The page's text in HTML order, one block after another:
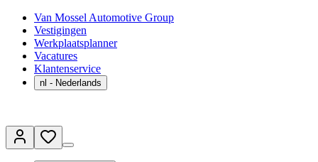
Van Mossel Automotive Group
Vestigingen
Werkplaatsplanner
Vacatures
Klantenservice
nl - Nederlands